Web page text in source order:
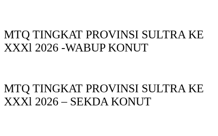
MTQ TINGKAT PROVINSI SULTRA KE
XXXl 2026 -WABUP KONUT
MTQ TINGKAT PROVINSI SULTRA KE
XXXl 2026 – SEKDA KONUT